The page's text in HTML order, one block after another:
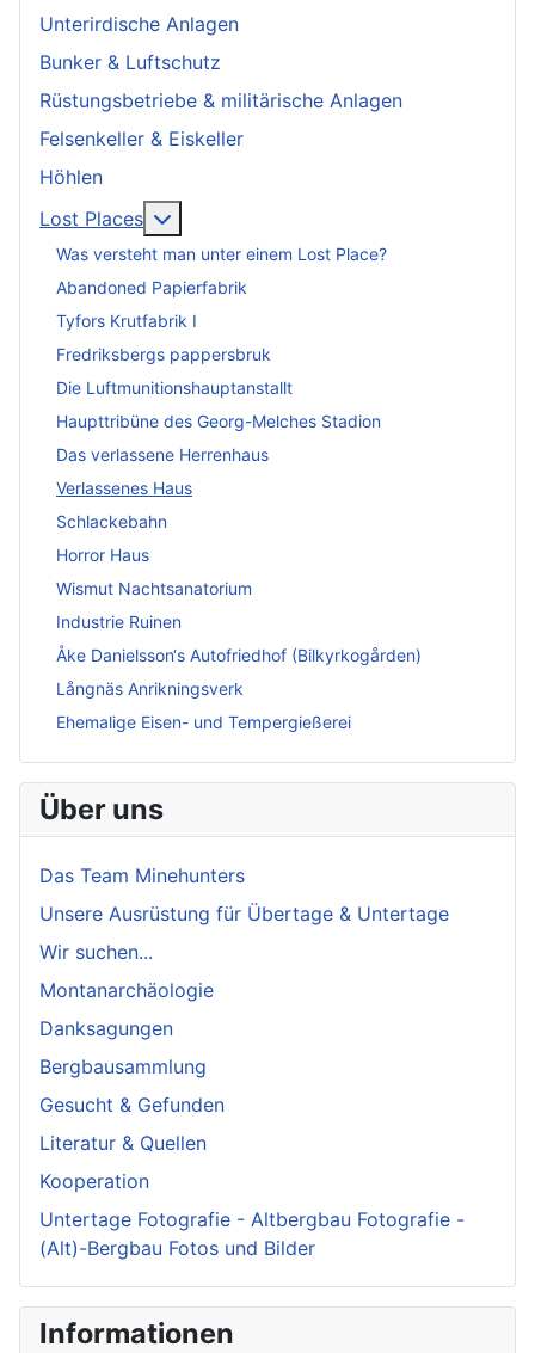
Unterirdische Anlagen
Bunker & Luftschutz
Rüstungsbetriebe & militärische Anlagen
Felsenkeller & Eiskeller
Höhlen
Lost Places
Was versteht man unter einem Lost Place?
Abandoned Papierfabrik
Tyfors Krutfabrik I
Fredriksbergs pappersbruk
Die Luftmunitionshauptanstallt
Haupttribüne des Georg-Melches Stadion
Das verlassene Herrenhaus
Verlassenes Haus
Schlackebahn
Horror Haus
Wismut Nachtsanatorium
Industrie Ruinen
Åke Danielsson‘s Autofriedhof (Bilkyrkogården)
Långnäs Anrikningsverk
Ehemalige Eisen- und Tempergießerei
Über uns
Das Team Minehunters
Unsere Ausrüstung für Übertage & Untertage
Wir suchen...
Montanarchäologie
Danksagungen
Bergbausammlung
Gesucht & Gefunden
Literatur & Quellen
Kooperation
Untertage Fotografie - Altbergbau Fotografie -
(Alt)-Bergbau Fotos und Bilder
Informationen